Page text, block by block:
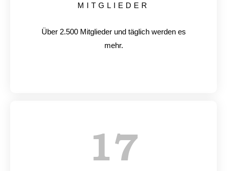
MITGLIEDER
Über 2.500 Mitglieder und täglich werden es
mehr.
17